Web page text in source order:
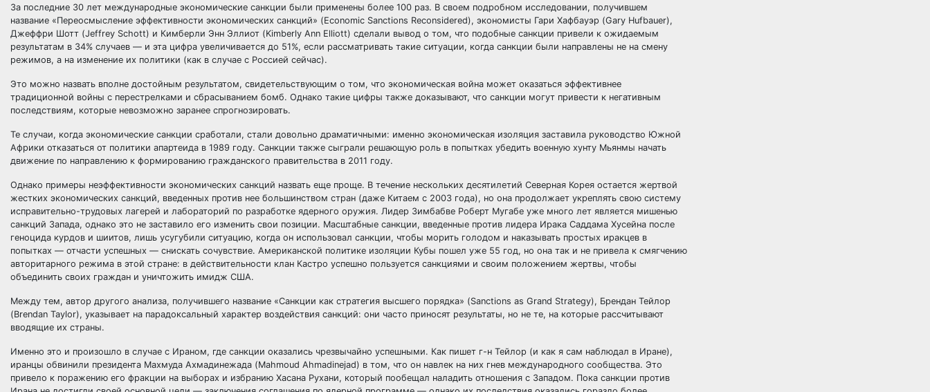
За последние 30 лет международные экономические санкции были применены более 100 раз. В своем подробном исследовании, получившем
название «Переосмысление эффективности экономических санкций» (Economic Sanctions Reconsidered), экономисты Гари Хафбауэр (Gary Hufbauer),
Джеффри Шотт (Jeffrey Schott) и Кимберли Энн Эллиот (Kimberly Ann Elliott) сделали вывод о том, что подобные санкции привели к ожидаемым
результатам в 34% случаев — и эта цифра увеличивается до 51%, если рассматривать такие ситуации, когда санкции были направлены не на смену
режимов, а на изменение их политики (как в случае с Россией сейчас).
Это можно назвать вполне достойным результатом, свидетельствующим о том, что экономическая война может оказаться эффективнее
традиционной войны с перестрелками и сбрасыванием бомб. Однако такие цифры также доказывают, что санкции могут привести к негативным
последствиям, которые невозможно заранее спрогнозировать.
Те случаи, когда экономические санкции сработали, стали довольно драматичными: именно экономическая изоляция заставила руководство Южной
Африки отказаться от политики апартеида в 1989 году. Санкции также сыграли решающую роль в попытках убедить военную хунту Мьянмы начать
движение по направлению к формированию гражданского правительства в 2011 году.
Однако примеры неэффективности экономических санкций назвать еще проще. В течение нескольких десятилетий Северная Корея остается жертвой
жестких экономических санкций, введенных против нее большинством стран (даже Китаем с 2003 года), но она продолжает укреплять свою систему
исправительно-трудовых лагерей и лабораторий по разработке ядерного оружия. Лидер Зимбабве Роберт Мугабе уже много лет является мишенью
санкций Запада, однако это не заставило его изменить свои позиции. Масштабные санкции, введенные против лидера Ирака Саддама Хусейна после
геноцида курдов и шиитов, лишь усугубили ситуацию, когда он использовал санкции, чтобы морить голодом и наказывать простых иракцев в
попытках — отчасти успешных — снискать сочувствие. Американской политике изоляции Кубы пошел уже 55 год, но она так и не привела к смягчению
авторитарного режима в этой стране: в действительности клан Кастро успешно пользуется санкциями и своим положением жертвы, чтобы
объединить своих граждан и уничтожить имидж США.
Между тем, автор другого анализа, получившего название «Санкции как стратегия высшего порядка» (Sanctions as Grand Strategy), Брендан Тейлор
(Brendan Taylor), указывает на парадоксальный характер воздействия санкций: они часто приносят результаты, но не те, на которые рассчитывают
вводящие их страны.
Именно это и произошло в случае с Ираном, где санкции оказались чрезвычайно успешными. Как пишет г-н Тейлор (и как я сам наблюдал в Иране),
иранцы обвинили президента Махмуда Ахмадинежада (Mahmoud Ahmadinejad) в том, что он навлек на них гнев международного сообщества. Это
привело к поражению его фракции на выборах и избранию Хасана Рухани, который пообещал наладить отношения с Западом. Пока санкции против